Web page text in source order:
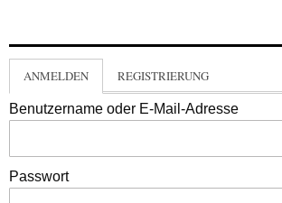
ANMELDEN REGISTRIERUNG
Benutzername oder E-Mail-Adresse
Passwort